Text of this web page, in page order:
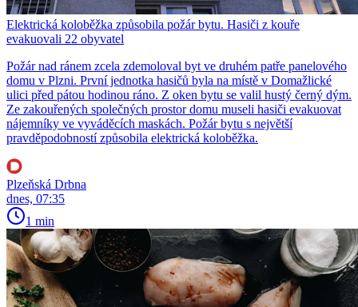
Elektrická koloběžka způsobila požár bytu. Hasiči z kouře
evakuovali 22 obyvatel
Požár nad ránem zcela zdemoloval byt ve druhém patře panelového
domu v Plzni. První jednotka hasičů byla na místě v Domažlické
ulici před pátou hodinou ráno. Z oken bytu se valil hustý černý dým.
Ze zakouřených společných prostor domu museli hasiči evakuovat
nájemníky ve vyváděcích maskách. Požár bytu s největší
pravděpodobností způsobila elektrická koloběžka.
Plzeňská Drbna
dnes, 07:35
1 min